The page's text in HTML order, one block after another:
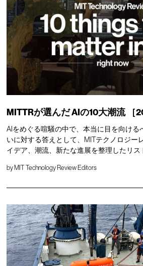
MITTRが選んだAIの10大潮流［
AIをめぐる喧騒の中で、本当に目を向ける
いに対する答えとして、MITテクノロジー
イデア、潮流、新たな進展を整理したリス
by MIT Technology Review Editors